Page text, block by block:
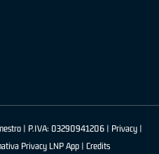
| P.IVA: 03290941206 | Privacy|
Privacy LNP App | Credits